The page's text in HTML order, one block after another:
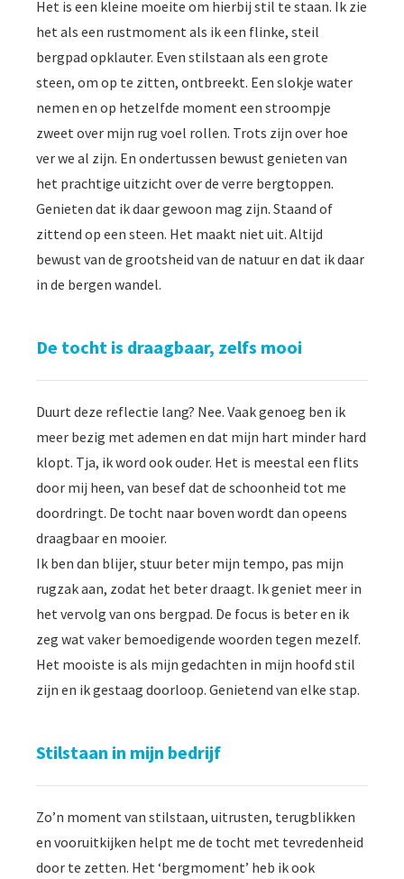
Het is een kleine moeite om hierbij stil te staan. Ik zie
het als een rustmoment als ik een flinke, steil
bergpad opklauter. Even stilstaan als een grote
steen, om op te zitten, ontbreekt. Een slokje water
nemen en op hetzelfde moment een stroompje
zweet over mijn rug voel rollen. Trots zijn over hoe
ver we al zijn. En ondertussen bewust genieten van
het prachtige uitzicht over de verre bergtoppen.
Genieten dat ik daar gewoon mag zijn. Staand of
zittend op een steen. Het maakt niet uit. Altijd
bewust van de grootsheid van de natuur en dat ik daar
in de bergen wandel.
De tocht is draagbaar, zelfs mooi
Duurt deze reflectie lang? Nee. Vaak genoeg ben ik
meer bezig met ademen en dat mijn hart minder hard
klopt. Tja, ik word ook ouder. Het is meestal een flits
door mij heen, van besef dat de schoonheid tot me
doordringt. De tocht naar boven wordt dan opeens
draagbaar en mooier.
Ik ben dan blijer, stuur beter mijn tempo, pas mijn
rugzak aan, zodat het beter draagt. Ik geniet meer in
het vervolg van ons bergpad. De focus is beter en ik
zeg wat vaker bemoedigende woorden tegen mezelf.
Het mooiste is als mijn gedachten in mijn hoofd stil
zijn en ik gestaag doorloop. Genietend van elke stap.
Stilstaan in mijn bedrijf
Zo’n moment van stilstaan, uitrusten, terugblikken
en vooruitkijken helpt me de tocht met tevredenheid
door te zetten. Het ‘bergmoment’ heb ik ook